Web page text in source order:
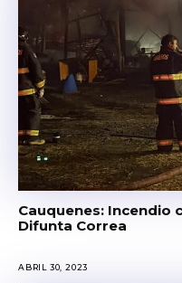
Cauquenes: Incendio
Difunta Correa
ABRIL 30, 2023